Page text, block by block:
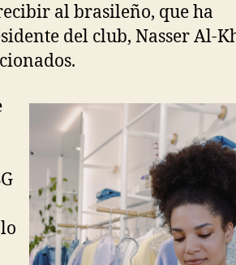
al brasileño, que ha
del club, Nasser Al-